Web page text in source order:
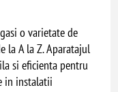
o varietate de
la A la Z. Aparatajul
si eficienta pentru
in instalatii